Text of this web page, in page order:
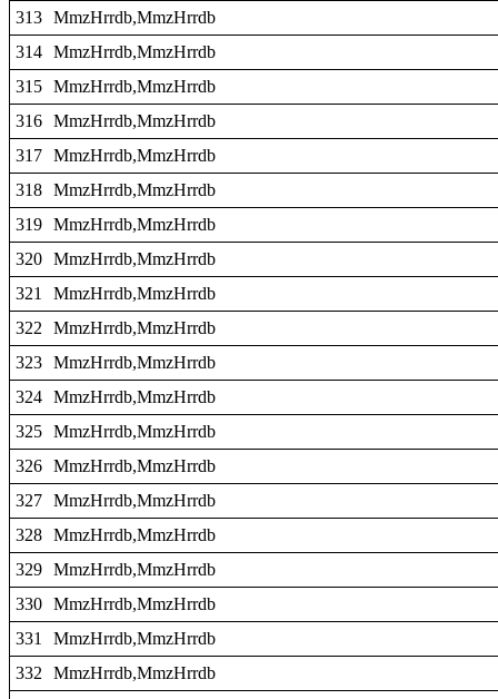
313 MmzHrrdb,MmzHrrdb
314 MmzHrrdb,MmzHrrdb
315 MmzHrrdb,MmzHrrdb
316 MmzHrrdb,MmzHrrdb
317 MmzHrrdb,MmzHrrdb
318 MmzHrrdb,MmzHrrdb
319 MmzHrrdb,MmzHrrdb
320 MmzHrrdb,MmzHrrdb
321
MmzHrrdb,MmzHrrdb
322
MmzHrrdb,MmzHrrdb
323 MmzHrrdb,MmzHrrdb
324 MmzHrrdb,MmzHrrdb
325 MmzHrrdb,MmzHrrdb
326 MmzHrrdb,MmzHrrdb
327 MmzHrrdb,MmzHrrdb
328 MmzHrrdb,MmzHrrdb
329 MmzHrrdb,MmzHrrdb
330 MmzHrrdb,MmzHrrdb
331
MmzHrrdb,MmzHrrdb
332
MmzHrrdb,MmzHrrdb